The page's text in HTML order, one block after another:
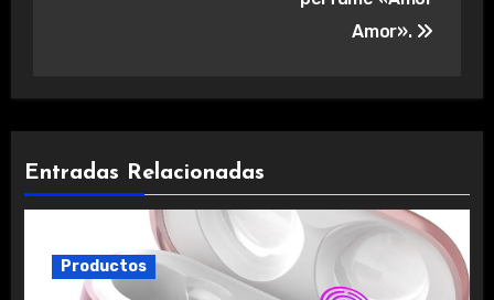
Amor».
Entradas Relacionadas
Productos